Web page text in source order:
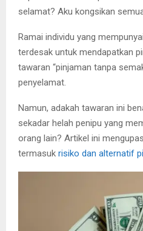
selamat? Aku kongsikan
Ramai individu yang
terdesak untuk mendapatkan
tawaran “pinjaman tanpa
penyelamat.
Namun, adakah tawaran ini
sekadar helah penipu yang
orang lain? Artikel ini
termasuk risiko dan alternatif